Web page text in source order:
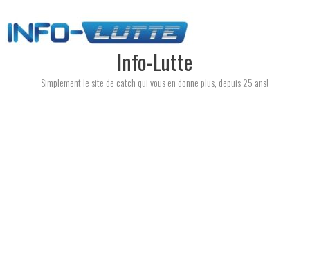
to
content
Info-Lutte
Simplement le site de catch qui vous en donne plus, depuis 25 ans!